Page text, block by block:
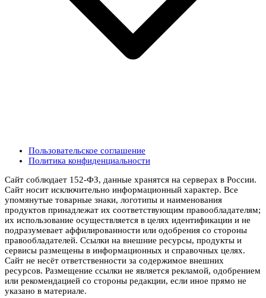
Пользовательское соглашение
Политика конфиденциальности
Сайт соблюдает 152-ФЗ, данные хранятся на серверах в России.
Сайт носит исключительно информационный характер. Все
упомянутые товарные знаки, логотипы и наименования
продуктов принадлежат их соответствующим правообладателям;
их использование осуществляется в целях идентификации и не
подразумевает аффилированности или одобрения со стороны
правообладателей. Ссылки на внешние ресурсы, продукты и
сервисы размещены в информационных и справочных целях.
Сайт не несёт ответственности за содержимое внешних
ресурсов. Размещение ссылки не является рекламой, одобрением
или рекомендацией со стороны редакции, если иное прямо не
указано в материале.